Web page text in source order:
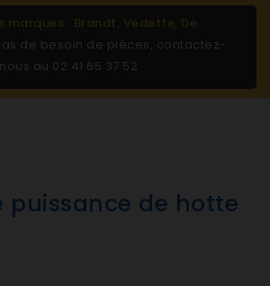
marques : Brandt, Vedette, De
de besoin de pièces, contactez-
nous au 02 41 65 37 52
puissance de hotte